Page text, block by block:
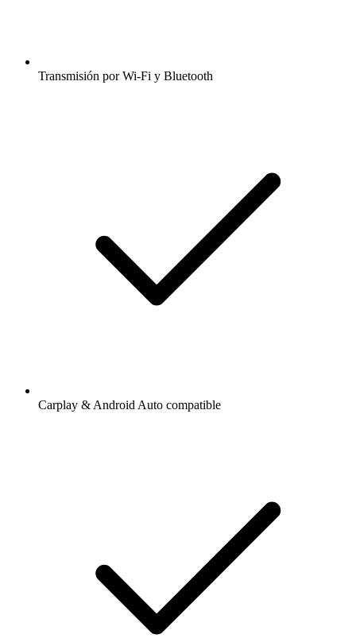
Transmisión por Wi-Fi y Bluetooth
Carplay & Android Auto compatible